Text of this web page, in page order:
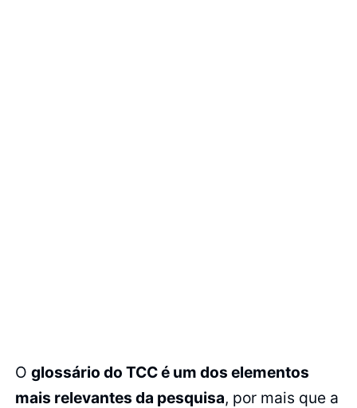
Oglossário do TCC é um dos elementos
mais relevantes da pesquisa, por mais que a